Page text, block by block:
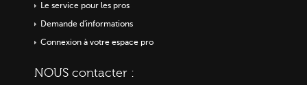
Le service pour les pros
Demande d'informations
Connexion à votre espace pro
NOUS contacter :